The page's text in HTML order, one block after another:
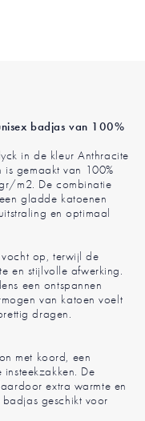
badjas van 100%
in de kleur Anthracite
gemaakt van 100%
m2. De combinatie
gladde katoenen
en optimaal
vocht op, terwijl de
en stijlvolle afwerking.
een ontspannen
van katoen voelt
dragen.
met koord, een
De
extra warmte en
geschikt voor